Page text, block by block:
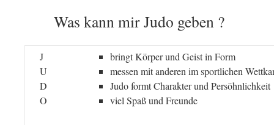
Was kann mir Judo geben ?
J
U
D
O
bringt Körper und Geist in Form
messen mit anderen im sportlichen
Judo formt Charakter und Persöhnlichkeit
viel Spaß und Freunde